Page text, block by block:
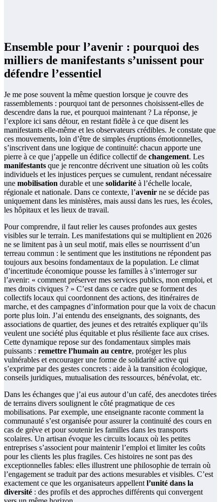
Ensemble pour l’avenir : pourquoi des
milliers de manifestants s’unissent pour
défendre l’essentiel
Je me pose souvent la même question lorsque je couvre des
rassemblements : pourquoi tant de personnes choisissent-elles de
descendre dans la rue, et pourquoi maintenant ? La réponse, je
l’explore ici sans détour, en restant fidèle à ce que disent les
manifestants elle-même et les observateurs crédibles. Je constate que
ces mouvements, loin d’être de simples éruptions émotionnelles,
s’inscrivent dans une logique de continuité: chacun apporte une
pierre à ce que j’appelle un édifice collectif de changement. Les
manifestants que je rencontre décrivent une situation où les coûts
individuels et les injustices perçues se cumulent, rendant nécessaire
une mobilisation durable et une solidarité à l’échelle locale,
régionale et nationale. Dans ce contexte, l’avenir ne se décide pas
uniquement dans les ministères, mais aussi dans les rues, les écoles,
les hôpitaux et les lieux de travail.
Pour comprendre, il faut relier les causes profondes aux gestes
visibles sur le terrain. Les manifestations qui se multiplient en 2026
ne se limitent pas à un seul motif, mais elles se nourrissent d’un
terreau commun : le sentiment que les institutions ne répondent pas
toujours aux besoins fondamentaux de la population. Le climat
d’incertitude économique pousse les familles à s’interroger sur
l’avenir: « comment préserver mes services publics, mon emploi, et
mes droits civiques ? » C’est dans ce cadre que se forment des
collectifs locaux qui coordonnent des actions, des itinéraires de
marche, et des campagnes d’information pour que la voix de chacun
porte plus loin. J’ai entendu des enseignants, des soignants, des
associations de quartier, des jeunes et des retraités expliquer qu’ils
veulent une société plus équitable et plus résiliente face aux crises.
Cette dynamique repose sur des fondamentaux simples mais
puissants : remettre l’humain au centre, protéger les plus
vulnérables et encourager une forme de solidarité active qui
s’exprime par des gestes concrets : aide à la transition écologique,
conseils juridiques, mutualisation des ressources, bénévolat, etc.
Dans les échanges que j’ai eus autour d’un café, des anecdotes tirées
de terrains divers soulignent le côté pragmatique de ces
mobilisations. Par exemple, une enseignante raconte comment la
communauté s’est organisée pour assurer la continuité des cours en
cas de grève et pour soutenir les familles dans les transports
scolaires. Un artisan évoque les circuits locaux où les petites
entreprises s’associent pour maintenir l’emploi et limiter les coûts
pour les clients les plus fragiles. Ces histoires ne sont pas des
exceptionnelles fables: elles illustrent une philosophie de terrain où
l’engagement se traduit par des actions mesurables et visibles. C’est
exactement ce que les organisateurs appellent l’unité dans la
diversité : des profils et des approches différents qui convergent